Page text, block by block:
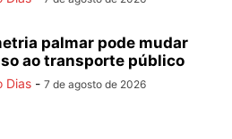
palmar pode mudar
ao transporte público
Dias - 7 de agosto de 2026